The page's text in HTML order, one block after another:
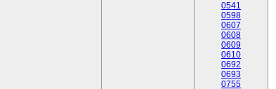
0541
0598
0607
0608
0609
0610
0692
0693
0755